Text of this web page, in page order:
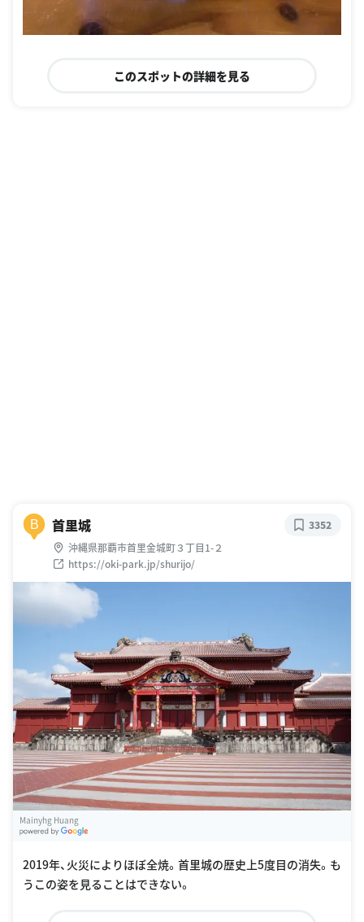
このスポットの詳細を見る
B 首里城
沖縄県那覇市首里金城町３丁目1-２
https://oki-park.jp/shurijo/
3352
Mainyhg Huang
2019年、火災によりほぼ全焼。首里城の歴史上5度目の消失。も
うこの姿を見ることはできない。